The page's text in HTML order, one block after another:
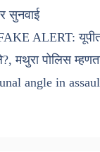
सुनवाई
ALERT: यूपीत
मथुरा पोलिस
angle in